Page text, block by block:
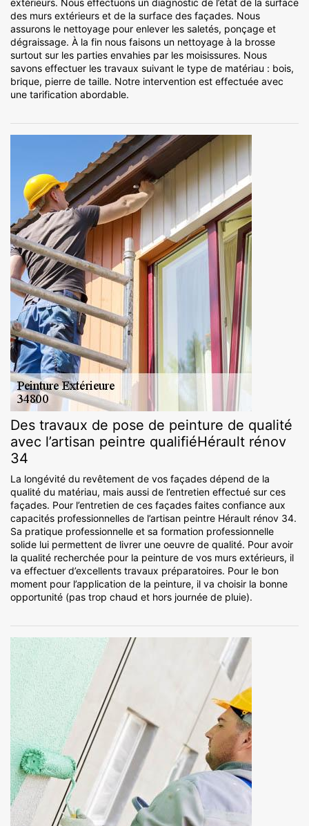
extérieurs. Nous effectuons un diagnostic de l’état de la surface
des murs extérieurs et de la surface des façades. Nous
assurons le nettoyage pour enlever les saletés, ponçage et
dégraissage. À la fin nous faisons un nettoyage à la brosse
surtout sur les parties envahies par les moisissures. Nous
savons effectuer les travaux suivant le type de matériau : bois,
brique, pierre de taille. Notre intervention est effectuée avec
une tarification abordable.
Des travaux de pose de peinture de qualité
avec l’artisan peintre qualifiéHérault rénov
34
La longévité du revêtement de vos façades dépend de la
qualité du matériau, mais aussi de l’entretien effectué sur ces
façades. Pour l’entretien de ces façades faites confiance aux
capacités professionnelles de l’artisan peintre Hérault rénov 34.
Sa pratique professionnelle et sa formation professionnelle
solide lui permettent de livrer une oeuvre de qualité. Pour avoir
la qualité recherchée pour la peinture de vos murs extérieurs, il
va effectuer d’excellents travaux préparatoires. Pour le bon
moment pour l’application de la peinture, il va choisir la bonne
opportunité (pas trop chaud et hors journée de pluie).